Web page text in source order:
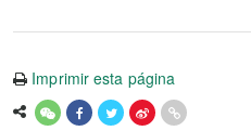
Imprimir esta página